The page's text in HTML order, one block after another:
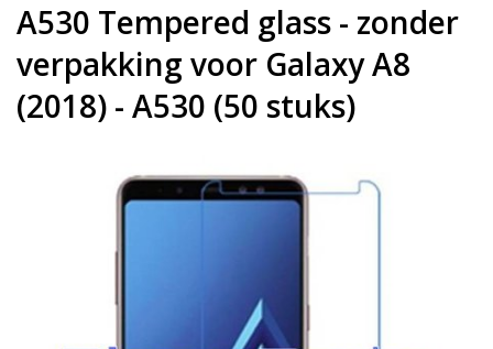
A530 Tempered glass - zonder
verpakking voor Galaxy A8
(2018) - A530 (50 stuks)